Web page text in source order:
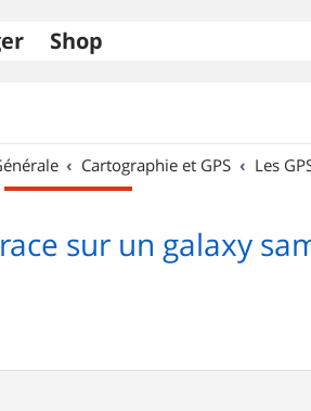
Shop
Cartographie et GPS Les
sur un galaxy